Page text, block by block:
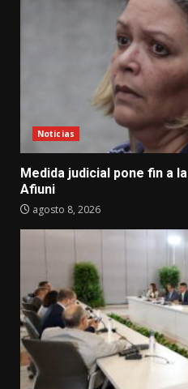
Noticias
Medida judicial pone fin a
Afiuni
agosto 8, 2026